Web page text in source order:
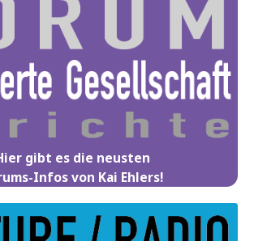
gibt es die neusten
Infos von Kai Ehlers!